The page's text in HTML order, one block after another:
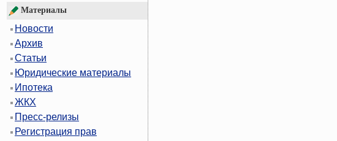
Материалы
Новости
Архив
Статьи
Юридические материалы
Ипотека
ЖКХ
Пресс-релизы
Регистрация прав